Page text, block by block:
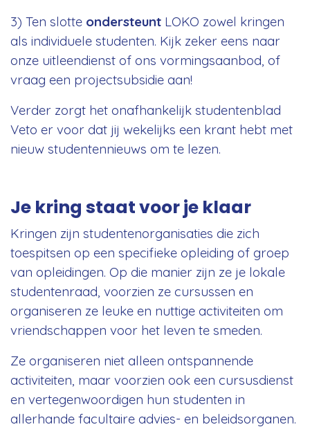
3) Ten slotte ondersteunt LOKO zowel kringen
als individuele studenten. Kijk zeker eens naar
onze uitleendienst of ons vormingsaanbod, of
vraag een projectsubsidie aan!
Verder zorgt het onafhankelijk studentenblad
Veto er voor dat jij wekelijks een krant hebt met
nieuw studentennieuws om te lezen.
Je kring staat voor je klaar
Kringen zijn studentenorganisaties die zich
toespitsen op een specifieke opleiding of groep
van opleidingen. Op die manier zijn ze je lokale
studentenraad, voorzien ze cursussen en
organiseren ze leuke en nuttige activiteiten om
vriendschappen voor het leven te smeden.
Ze organiseren niet alleen ontspannende
activiteiten, maar voorzien ook een cursusdienst
en vertegenwoordigen hun studenten in
allerhande facultaire advies- en beleidsorganen.